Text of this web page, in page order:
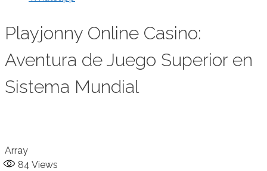
Playjonny Online Casino:
Aventura de Juego Superior en
Sistema Mundial
Array
84 Views